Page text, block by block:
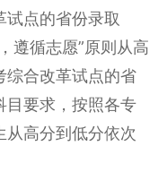
试点的省份录取
遵循志愿”原则从高
综合改革试点的省
目要求，按照各专
从高分到低分依次